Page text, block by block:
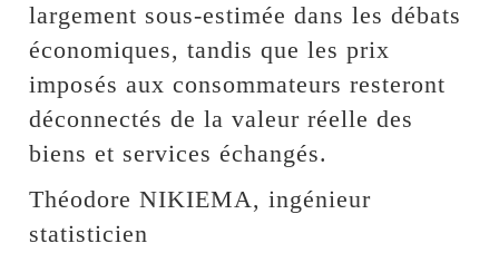
largement sous-estimée dans les débats
économiques, tandis que les prix
imposés aux consommateurs resteront
déconnectés de la valeur réelle des
biens et services échangés.
Théodore NIKIEMA, ingénieur
statisticien